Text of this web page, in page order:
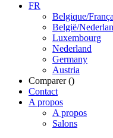
FR
Belgique/
België/
Luxembourg
Nederland
Germany
Austria
Comparer ()
Contact
A propos
A propos
Salons